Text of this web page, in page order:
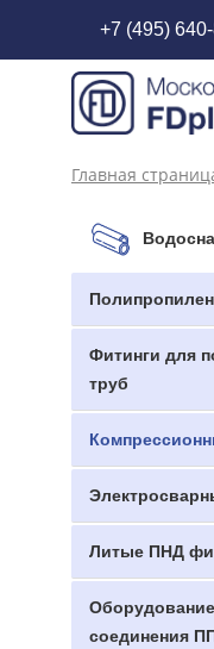
+7 (495)
Главная
Фитинги для
труб
Литые ПНД
соединения